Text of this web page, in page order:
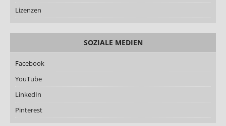
Lizenzen
SOZIALE MEDIEN
Facebook
YouTube
LinkedIn
Pinterest